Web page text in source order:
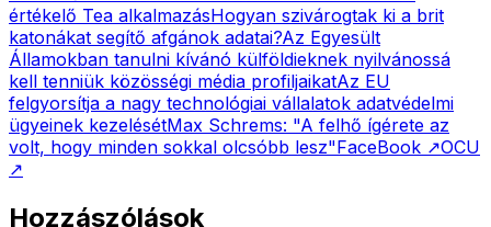
értékelő Tea alkalmazásHogyan szivárogtak ki a brit
katonákat segítő afgánok adatai?Az Egyesült
Államokban tanulni kívánó külföldieknek nyilvánossá
kell tenniük közösségi média profiljaikatAz EU
felgyorsítja a nagy technológiai vállalatok adatvédelmi
ügyeinek kezelésétMax Schrems: "A felhő ígérete az
volt, hogy minden sokkal olcsóbb lesz"FaceBook ↗OCU
↗
Hozzászólások